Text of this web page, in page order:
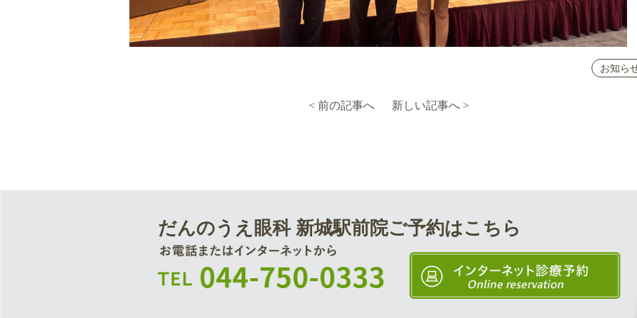
お知ら
< 前の記事へ 新しい記事へ >
だんのうえ眼科 新城駅前院ご予約はこちら